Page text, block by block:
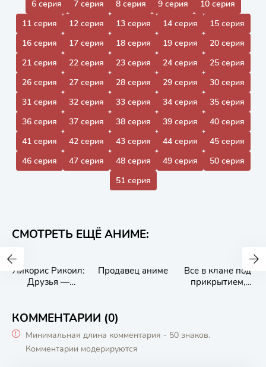
6 серия
7 серия 8 серия 9 серия
10 серия
11 серия
12 серия 13 серия 14 серия
15 серия
16 серия
17 серия 18 серия 19 серия
20 серия
21 серия
22 серия 23 серия 24 серия
25 серия
26 серия
27 серия 28 серия 29 серия
30 серия
31 серия
32 серия 33 серия 34 серия
35 серия
36 серия
37 серия 38 серия 39 серия
40 серия
41 серия
42 серия 43 серия 44 серия
45 серия
46 серия
47 серия 48 серия 49 серия
50 серия
51 серия
СМОТРЕТЬ ЕЩЁ АНИМЕ:
Ликорис Рикоил:
Друзья —
Продавец аниме
Все в клане под
прикрытием,
КОММЕНТАРИИ (0)
Минимальная длина комментария - 50 знаков.
Комментарии модерируются